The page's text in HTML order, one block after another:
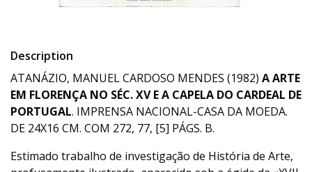
Description
ATANÁZIO, MANUEL CARDOSO MENDES (1982) A ARTE
EM FLORENÇA NO SÉC. XV E A CAPELA DO CARDEAL DE
PORTUGAL. IMPRENSA NACIONAL-CASA DA MOEDA.
DE 24X16 CM. COM 272, 77, [5] PÁGS. B.
Estimado trabalho de investigação de História de Arte,